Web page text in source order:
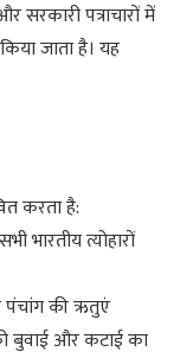
पत्राचारों में
जाता है। यह
करता है:
भारतीय त्योहारों
पंचांग की ऋतुएं
बुवाई और कटाई का